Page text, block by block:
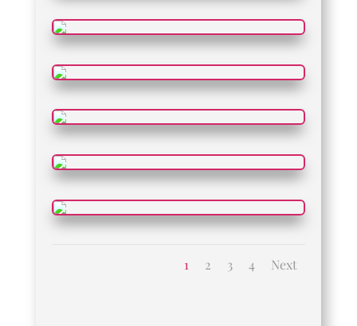
1 2 3 4 Next